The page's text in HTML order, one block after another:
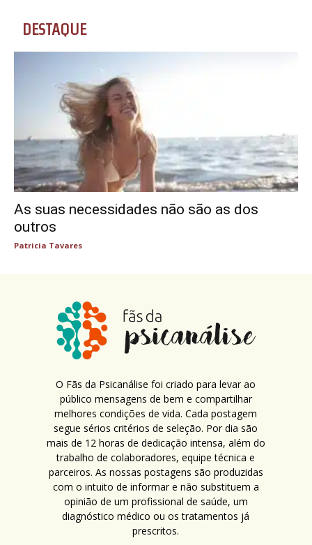
DESTAQUE
As suas necessidades não são as dos
outros
Patricia Tavares
O Fãs da Psicanálise foi criado para levar ao
público mensagens de bem e compartilhar
melhores condições de vida. Cada postagem
segue sérios critérios de seleção. Por dia são
mais de 12 horas de dedicação intensa, além do
trabalho de colaboradores, equipe técnica e
parceiros. As nossas postagens são produzidas
com o intuito de informar e não substituem a
opinião de um profissional de saúde, um
diagnóstico médico ou os tratamentos já
prescritos.